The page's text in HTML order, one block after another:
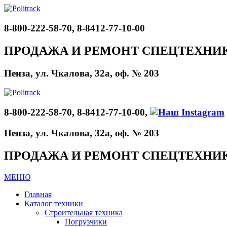
8-800-222-58-70, 8-8412-77-10-00
ПРОДАЖА И РЕМОНТ
Пенза, ул. Чкалова, 32а, оф. № 203
8-800-222-58-70, 8-8412-77-10-00,
Пенза, ул. Чкалова, 32а, оф. № 203
ПРОДАЖА И РЕМОНТ
МЕНЮ
Главная
Каталог техники
Строительная техника
Погрузчики